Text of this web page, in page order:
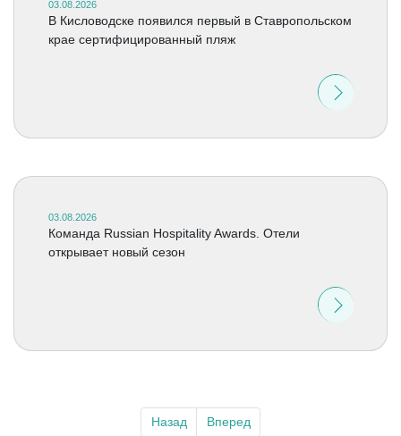
03.08.2026
В Кисловодске появился первый в Ставропольском
крае сертифицированный пляж
03.08.2026
Команда Russian Hospitality Awards. Отели
открывает новый сезон
Назад Вперед